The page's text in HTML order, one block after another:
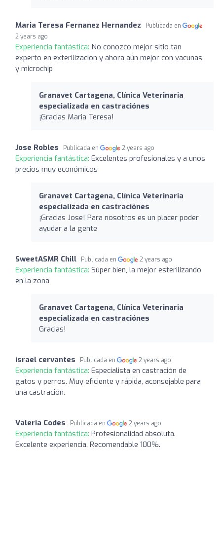
Maria Teresa Fernanez Hernandez
Publicada en
2 years ago
Experiencia fantástica: No conozco mejor sitio tan
experto en exterilizacion y ahora aún mejor con vacunas
y microchip
Granavet Cartagena, Clínica Veterinaria
especializada en castraciónes
¡Gracias Maria Teresa!
Jose Robles Publicada en 2 years ago
Experiencia fantástica: Excelentes profesionales y a unos
precios muy económicos
Granavet Cartagena, Clínica Veterinaria
especializada en castraciónes
¡Gracias Jose! Para nosotros es un placer poder
ayudar a la gente
SweetASMR Chill Publicada en 2 years ago
Experiencia fantástica: Súper bien, la mejor esterilizando
en la zona
Granavet Cartagena, Clínica Veterinaria
especializada en castraciónes
Gracias!
israel cervantes Publicada en 2 years ago
Experiencia fantástica: Especialista en castración de
gatos y perros. Muy eficiente y rápida, aconsejable para
una castración.
Valeria Codes Publicada en 2 years ago
Experiencia fantástica: Profesionalidad absoluta.
Excelente experiencia. Recomendable 100%.